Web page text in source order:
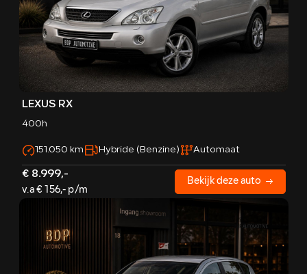
LEXUS RX
400h
151.050 km Hybride (Benzine) Automaat
€ 8.999,-
v.a € 156,- p/m
Bekijk deze auto